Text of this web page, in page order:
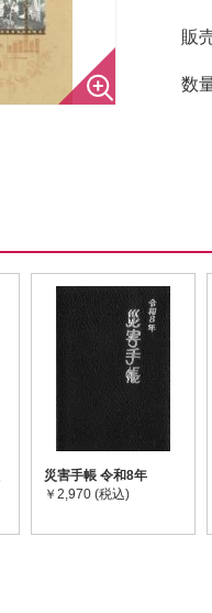
販
数
災害手帳 令和8年
￥2,970 (税込)